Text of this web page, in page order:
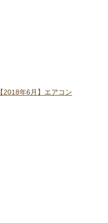
【2018年6月】エアコン